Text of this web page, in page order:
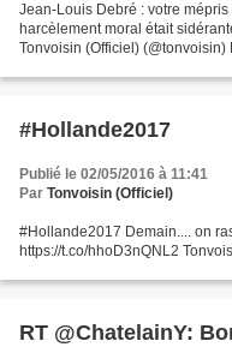
Jean-Louis Debré : votre
harcèlement moral était
Tonvoisin (Officiel) (@tonvoisin)
#Hollande2017
Publié le 02/05/2016 à 11:41
Par Tonvoisin (Officiel)
#Hollande2017 Demain.... on
https://t.co/hhoD3nQNL2
RT @ChatelainY: